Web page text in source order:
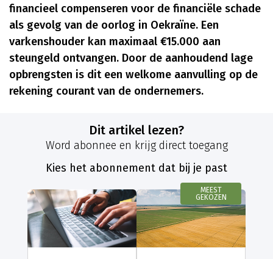
financieel compenseren voor de financiële schade
als gevolg van de oorlog in Oekraïne. Een
varkenshouder kan maximaal €15.000 aan
steungeld ontvangen. Door de aanhoudend lage
opbrengsten is dit een welkome aanvulling op de
rekening courant van de ondernemers.
Dit artikel lezen?
Word abonnee en krijg direct toegang
Kies het abonnement dat bij je past
MEEST
GEKOZEN